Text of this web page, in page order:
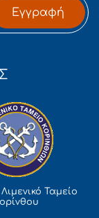
Εγγραφή
Ταμείο